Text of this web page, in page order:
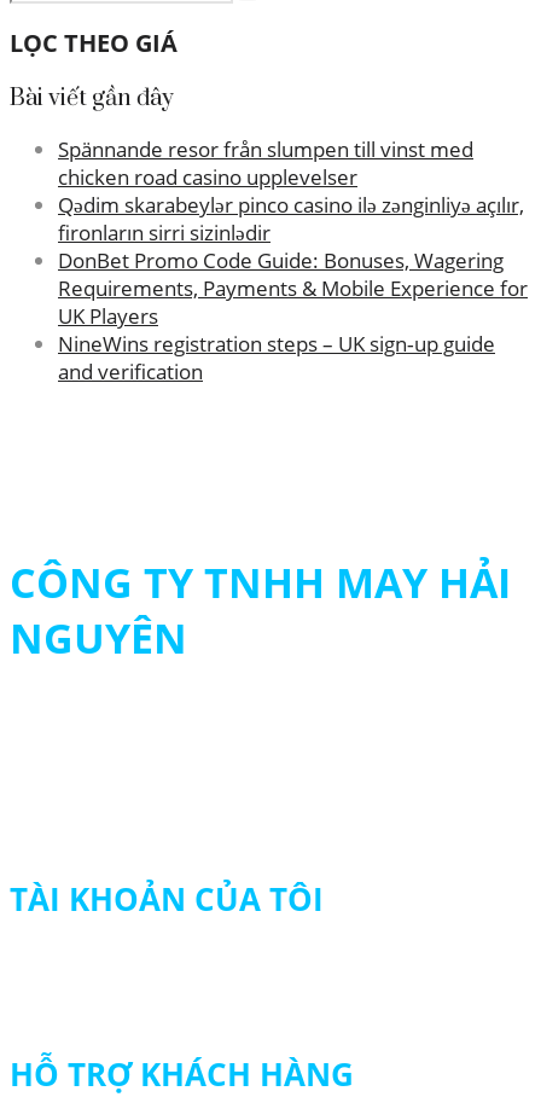
LỌC THEO GIÁ
Bài viết gần đây
Spännande resor från slumpen till vinst med
chicken road casino upplevelser
Qədim skarabeylər pinco casino ilə zənginliyə açılır,
fironların sirri sizinlədir
DonBet Promo Code Guide: Bonuses, Wagering
Requirements, Payments & Mobile Experience for
UK Players
NineWins registration steps – UK sign‑up guide
and verification
CÔNG TY TNHH MAY HẢI
NGUYÊN
TÀI KHOẢN CỦA TÔI
HỖ TRỢ KHÁCH HÀNG